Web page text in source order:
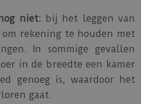
niet: bij het leggen van
rekening te houden met
In sommige gevallen
in de breedte een kamer
genoeg is, waardoor het
gaat.